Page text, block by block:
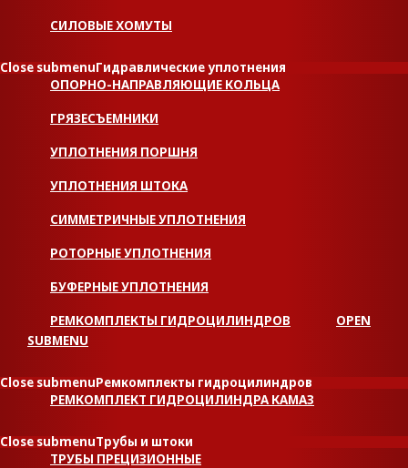
СИЛОВЫЕ ХОМУТЫ
Close submenuГидравлические уплотнения
ОПОРНО-НАПРАВЛЯЮЩИЕ КОЛЬЦА
ГРЯЗЕСЪЕМНИКИ
УПЛОТНЕНИЯ ПОРШНЯ
УПЛОТНЕНИЯ ШТОКА
СИММЕТРИЧНЫЕ УПЛОТНЕНИЯ
РОТОРНЫЕ УПЛОТНЕНИЯ
БУФЕРНЫЕ УПЛОТНЕНИЯ
РЕМКОМПЛЕКТЫ ГИДРОЦИЛИНДРОВ
OPEN
SUBMENU
Close submenuРемкомплекты гидроцилиндров
РЕМКОМПЛЕКТ ГИДРОЦИЛИНДРА КАМАЗ
Close submenuТрубы и штоки
ТРУБЫ ПРЕЦИЗИОННЫЕ